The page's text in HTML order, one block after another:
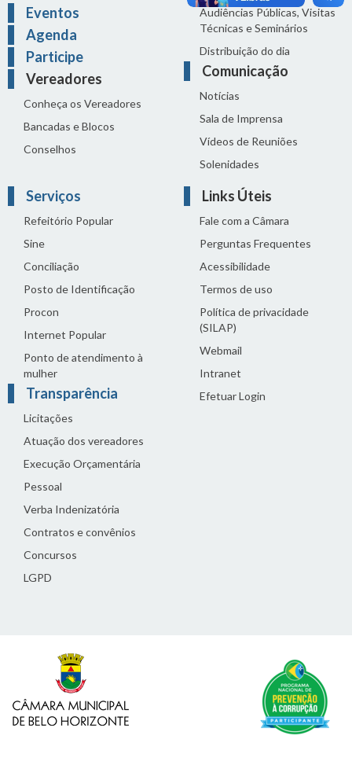
Eventos
Agenda
Participe
Vereadores
Conheça os Vereadores
Bancadas e Blocos
Conselhos
Audiências Públicas, Visitas
Técnicas e Seminários
Distribuição do dia
Comunicação
Notícias
Sala de Imprensa
Vídeos de Reuniões
Solenidades
Serviços
Refeitório Popular
Sine
Conciliação
Posto de Identificação
Procon
Internet Popular
Ponto de atendimento à
mulher
Transparência
Licitações
Atuação dos vereadores
Execução Orçamentária
Pessoal
Verba Indenizatória
Contratos e convênios
Concursos
LGPD
Links Úteis
Fale com a Câmara
Perguntas Frequentes
Acessibilidade
Termos de uso
Política de privacidade
(SILAP)
Webmail
Intranet
Efetuar Login